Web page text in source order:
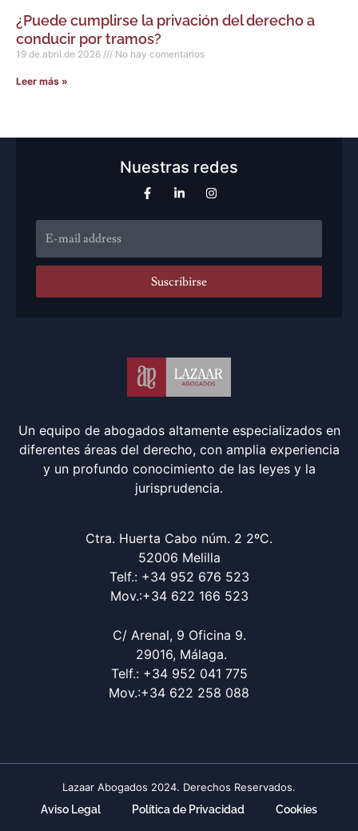
¿Puede cumplirse la privación del derecho a
conducir por tramos?
19 de abril de 2026 No hay comentarios
Leer más »
Nuestras redes
Suscribirse
Un equipo de abogados altamente especializados en
diferentes áreas del derecho, con amplia experiencia
y un profundo conocimiento de las leyes y la
jurisprudencia.
Ctra. Huerta Cabo núm. 2 2ºC.
52006 Melilla
Telf.: +34 952 676 523
Mov.:+34 622 166 523
C/ Arenal, 9 Oficina 9.
29016, Málaga.
Telf.: +34 952 041 775
Mov.:+34 622 258 088
Lazaar Abogados 2024. Derechos Reservados.
Aviso Legal
Política de Privacidad Cookies